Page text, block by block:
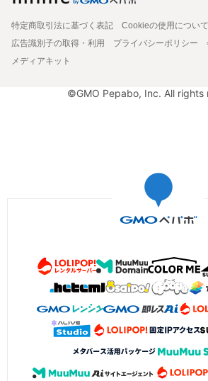
特定商取引法に基づく表記
Cookieの使用について
広告識別子の取得・利用
プライバシーポリシー
メディアキット
©GMO Pepabo, Inc. All rights